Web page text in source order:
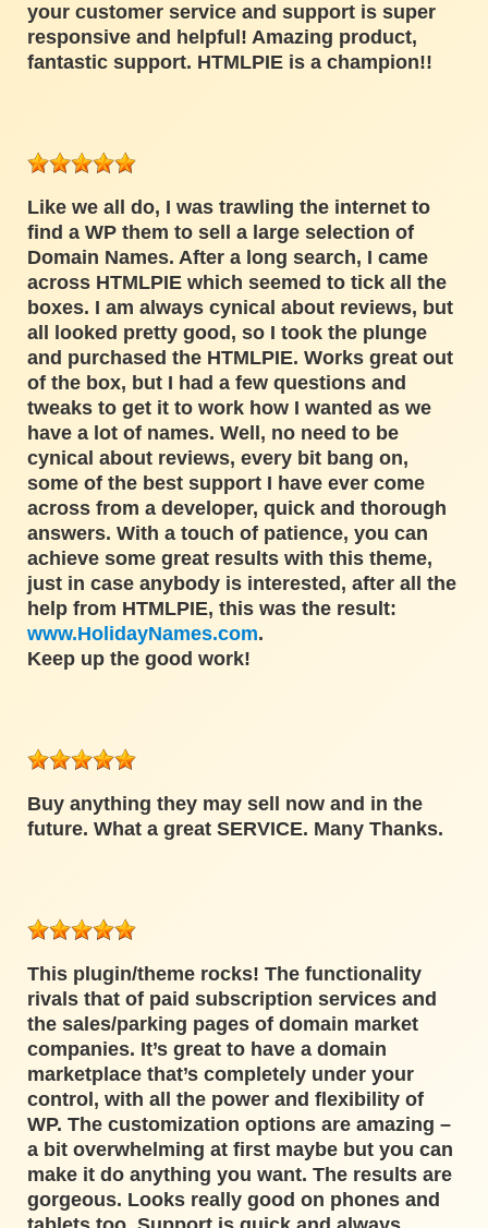
your customer service and support is super
responsive and helpful! Amazing product,
fantastic support. HTMLPIE is a champion!!
Like we all do, I was trawling the internet to
find a WP them to sell a large selection of
Domain Names. After a long search, I came
across HTMLPIE which seemed to tick all the
boxes. I am always cynical about reviews, but
all looked pretty good, so I took the plunge
and purchased the HTMLPIE. Works great out
of the box, but I had a few questions and
tweaks to get it to work how I wanted as we
have a lot of names. Well, no need to be
cynical about reviews, every bit bang on,
some of the best support I have ever come
across from a developer, quick and thorough
answers. With a touch of patience, you can
achieve some great results with this theme,
just in case anybody is interested, after all the
help from HTMLPIE, this was the result:
www.HolidayNames.com.
Keep up the good work!
Buy anything they may sell now and in the
future. What a great SERVICE. Many Thanks.
This plugin/theme rocks! The functionality
rivals that of paid subscription services and
the sales/parking pages of domain market
companies. It’s great to have a domain
marketplace that’s completely under your
control, with all the power and flexibility of
WP. The customization options are amazing –
a bit overwhelming at first maybe but you can
make it do anything you want. The results are
gorgeous. Looks really good on phones and